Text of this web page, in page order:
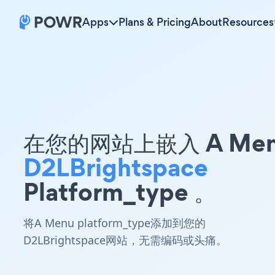
Apps Plans & PricingAboutResources
在您的网站上嵌入 A
D2LBrightspace
Platform_type 。
将A Menu platform_type添加到您的
D2LBrightspace网站，无需编码或头痛。